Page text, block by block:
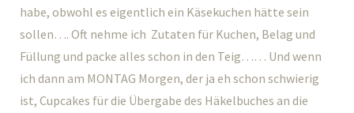
habe, obwohl es eigentlich ein Käsekuchen hätte sein
sollen…. Oft nehme ich Zutaten für Kuchen, Belag und
Füllung und packe alles schon in den Teig…… Und wenn
ich dann am MONTAG Morgen, der ja eh schon schwierig
ist, Cupcakes für die Übergabe des Häkelbuches an die